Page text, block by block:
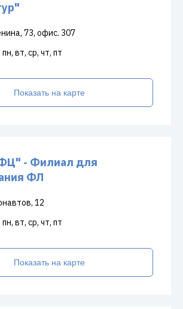
73, офис. 307
вт, ср, чт, пт
Показать на карте
- Филиал для
ФЛ
12
вт, ср, чт, пт
Показать на карте